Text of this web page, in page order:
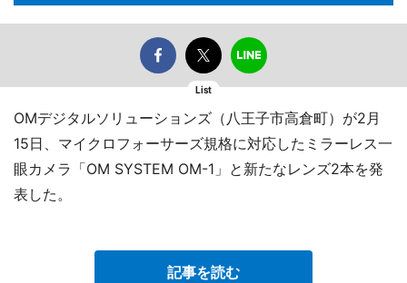
List
OMデジタルソリューションズ（八王子市高倉町）が2月
15日、マイクロフォーサーズ規格に対応したミラーレス一
眼カメラ「OM SYSTEM OM-1」と新たなレンズ2本を発
表した。
記事を読む